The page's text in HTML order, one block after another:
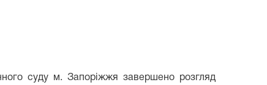
суду м. Запоріжжя завершено розгляд